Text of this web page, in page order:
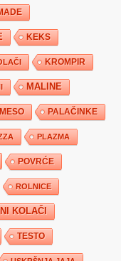
KEKS
KROMPIR
MALINE
PALAČINKE
PLAZMA
POVRĆE
ROLNICE
KOLAČI
TESTO